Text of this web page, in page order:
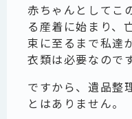
赤ちゃんとしてこ
る産着に始まり、
束に至るまで私達
衣類は必要なのです
ですから、遺品整
とはありません。